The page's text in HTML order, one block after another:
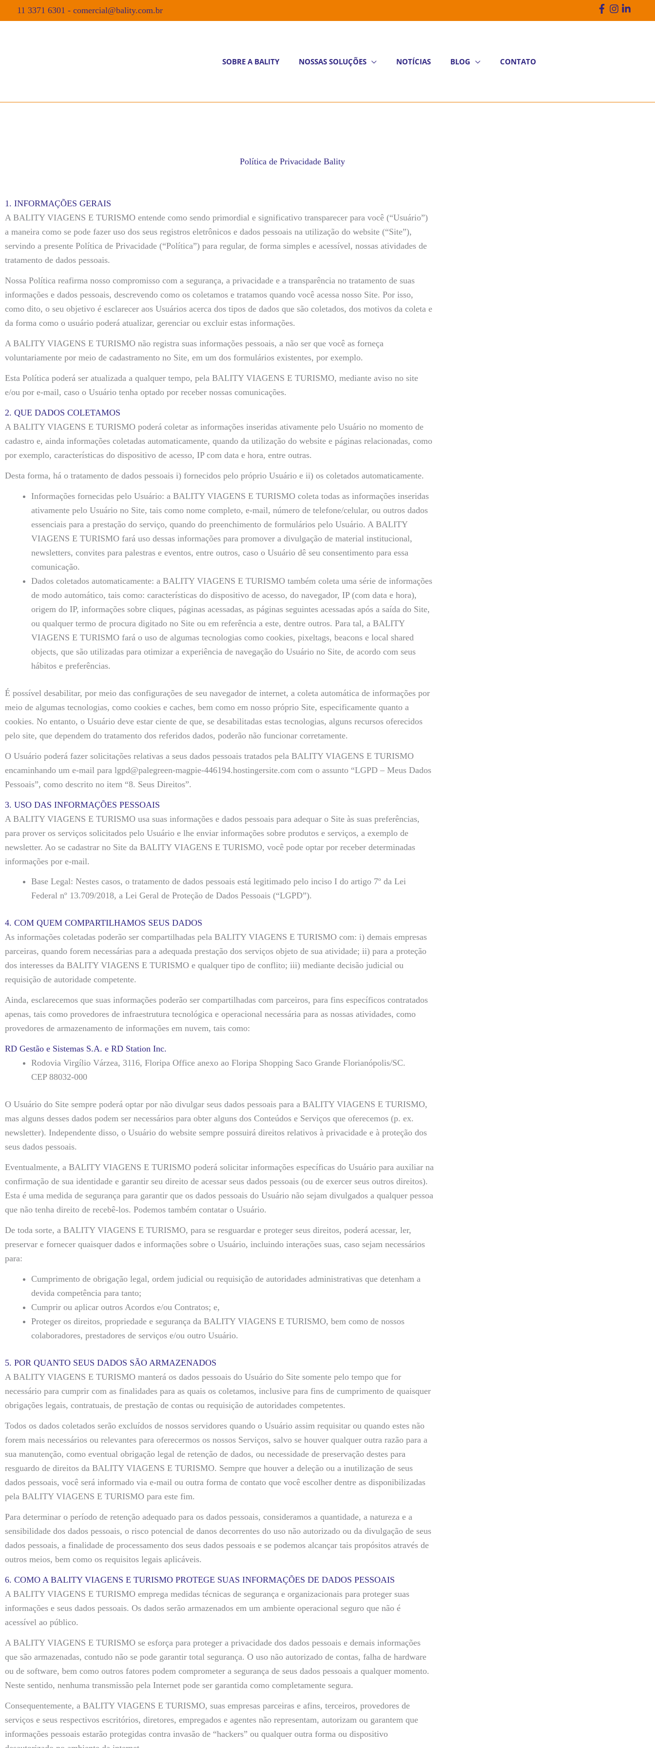
11 3371 6301 - comercial@bality.com.br
SOBRE A BALITY NOSSAS SOLUÇÕES NOTÍCIAS BLOG CONTATO
Política de Privacidade Bality
1. INFORMAÇÕES GERAIS
A BALITY VIAGENS E TURISMO entende como sendo primordial e significativo transparecer para você (“Usuário”)
a maneira como se pode fazer uso dos seus registros eletrônicos e dados pessoais na utilização do website (“Site”),
servindo a presente Política de Privacidade (“Política”) para regular, de forma simples e acessível, nossas atividades de
tratamento de dados pessoais.
Nossa Política reafirma nosso compromisso com a segurança, a privacidade e a transparência no tratamento de suas
informações e dados pessoais, descrevendo como os coletamos e tratamos quando você acessa nosso Site. Por isso,
como dito, o seu objetivo é esclarecer aos Usuários acerca dos tipos de dados que são coletados, dos motivos da coleta e
da forma como o usuário poderá atualizar, gerenciar ou excluir estas informações.
A BALITY VIAGENS E TURISMO não registra suas informações pessoais, a não ser que você as forneça
voluntariamente por meio de cadastramento no Site, em um dos formulários existentes, por exemplo.
Esta Política poderá ser atualizada a qualquer tempo, pela BALITY VIAGENS E TURISMO, mediante aviso no site
e/ou por e-mail, caso o Usuário tenha optado por receber nossas comunicações.
2. QUE DADOS COLETAMOS
A BALITY VIAGENS E TURISMO poderá coletar as informações inseridas ativamente pelo Usuário no momento de
cadastro e, ainda informações coletadas automaticamente, quando da utilização do website e páginas relacionadas, como
por exemplo, características do dispositivo de acesso, IP com data e hora, entre outras.
Desta forma, há o tratamento de dados pessoais i) fornecidos pelo próprio Usuário e ii) os coletados automaticamente.
Informações fornecidas pelo Usuário: a BALITY VIAGENS E TURISMO coleta todas as informações inseridas
ativamente pelo Usuário no Site, tais como nome completo, e-mail, número de telefone/celular, ou outros dados
essenciais para a prestação do serviço, quando do preenchimento de formulários pelo Usuário. A BALITY
VIAGENS E TURISMO fará uso dessas informações para promover a divulgação de material institucional,
newsletters, convites para palestras e eventos, entre outros, caso o Usuário dê seu consentimento para essa
comunicação.
Dados coletados automaticamente: a BALITY VIAGENS E TURISMO também coleta uma série de informações
de modo automático, tais como: características do dispositivo de acesso, do navegador, IP (com data e hora),
origem do IP, informações sobre cliques, páginas acessadas, as páginas seguintes acessadas após a saída do Site,
ou qualquer termo de procura digitado no Site ou em referência a este, dentre outros. Para tal, a BALITY
VIAGENS E TURISMO fará o uso de algumas tecnologias como cookies, pixeltags, beacons e local shared
objects, que são utilizadas para otimizar a experiência de navegação do Usuário no Site, de acordo com seus
hábitos e preferências.
É possível desabilitar, por meio das configurações de seu navegador de internet, a coleta automática de informações por
meio de algumas tecnologias, como cookies e caches, bem como em nosso próprio Site, especificamente quanto a
cookies. No entanto, o Usuário deve estar ciente de que, se desabilitadas estas tecnologias, alguns recursos oferecidos
pelo site, que dependem do tratamento dos referidos dados, poderão não funcionar corretamente.
O Usuário poderá fazer solicitações relativas a seus dados pessoais tratados pela BALITY VIAGENS E TURISMO
encaminhando um e-mail para lgpd@palegreen-magpie-446194.hostingersite.com com o assunto “LGPD – Meus Dados
Pessoais”, como descrito no item “8. Seus Direitos”.
3. USO DAS INFORMAÇÕES PESSOAIS
A BALITY VIAGENS E TURISMO usa suas informações e dados pessoais para adequar o Site às suas preferências,
para prover os serviços solicitados pelo Usuário e lhe enviar informações sobre produtos e serviços, a exemplo de
newsletter. Ao se cadastrar no Site da BALITY VIAGENS E TURISMO, você pode optar por receber determinadas
informações por e-mail.
Base Legal: Nestes casos, o tratamento de dados pessoais está legitimado pelo inciso I do artigo 7º da Lei
Federal nº 13.709/2018, a Lei Geral de Proteção de Dados Pessoais (“LGPD”).
4. COM QUEM COMPARTILHAMOS SEUS DADOS
As informações coletadas poderão ser compartilhadas pela BALITY VIAGENS E TURISMO com: i) demais empresas
parceiras, quando forem necessárias para a adequada prestação dos serviços objeto de sua atividade; ii) para a proteção
dos interesses da BALITY VIAGENS E TURISMO e qualquer tipo de conflito; iii) mediante decisão judicial ou
requisição de autoridade competente.
Ainda, esclarecemos que suas informações poderão ser compartilhadas com parceiros, para fins específicos contratados
apenas, tais como provedores de infraestrutura tecnológica e operacional necessária para as nossas atividades, como
provedores de armazenamento de informações em nuvem, tais como:
RD Gestão e Sistemas S.A. e RD Station Inc.
Rodovia Virgílio Várzea, 3116, Floripa Office anexo ao Floripa Shopping Saco Grande Florianópolis/SC.
CEP 88032-000
O Usuário do Site sempre poderá optar por não divulgar seus dados pessoais para a BALITY VIAGENS E TURISMO,
mas alguns desses dados podem ser necessários para obter alguns dos Conteúdos e Serviços que oferecemos (p. ex.
newsletter). Independente disso, o Usuário do website sempre possuirá direitos relativos à privacidade e à proteção dos
seus dados pessoais.
Eventualmente, a BALITY VIAGENS E TURISMO poderá solicitar informações específicas do Usuário para auxiliar na
confirmação de sua identidade e garantir seu direito de acessar seus dados pessoais (ou de exercer seus outros direitos).
Esta é uma medida de segurança para garantir que os dados pessoais do Usuário não sejam divulgados a qualquer pessoa
que não tenha direito de recebê-los. Podemos também contatar o Usuário.
De toda sorte, a BALITY VIAGENS E TURISMO, para se resguardar e proteger seus direitos, poderá acessar, ler,
preservar e fornecer quaisquer dados e informações sobre o Usuário, incluindo interações suas, caso sejam necessários
para:
Cumprimento de obrigação legal, ordem judicial ou requisição de autoridades administrativas que detenham a
devida competência para tanto;
Cumprir ou aplicar outros Acordos e/ou Contratos; e,
Proteger os direitos, propriedade e segurança da BALITY VIAGENS E TURISMO, bem como de nossos
colaboradores, prestadores de serviços e/ou outro Usuário.
5. POR QUANTO SEUS DADOS SÃO ARMAZENADOS
A BALITY VIAGENS E TURISMO manterá os dados pessoais do Usuário do Site somente pelo tempo que for
necessário para cumprir com as finalidades para as quais os coletamos, inclusive para fins de cumprimento de quaisquer
obrigações legais, contratuais, de prestação de contas ou requisição de autoridades competentes.
Todos os dados coletados serão excluídos de nossos servidores quando o Usuário assim requisitar ou quando estes não
forem mais necessários ou relevantes para oferecermos os nossos Serviços, salvo se houver qualquer outra razão para a
sua manutenção, como eventual obrigação legal de retenção de dados, ou necessidade de preservação destes para
resguardo de direitos da BALITY VIAGENS E TURISMO. Sempre que houver a deleção ou a inutilização de seus
dados pessoais, você será informado via e-mail ou outra forma de contato que você escolher dentre as disponibilizadas
pela BALITY VIAGENS E TURISMO para este fim.
Para determinar o período de retenção adequado para os dados pessoais, consideramos a quantidade, a natureza e a
sensibilidade dos dados pessoais, o risco potencial de danos decorrentes do uso não autorizado ou da divulgação de seus
dados pessoais, a finalidade de processamento dos seus dados pessoais e se podemos alcançar tais propósitos através de
outros meios, bem como os requisitos legais aplicáveis.
6. COMO A BALITY VIAGENS E TURISMO PROTEGE SUAS INFORMAÇÕES DE DADOS PESSOAIS
A BALITY VIAGENS E TURISMO emprega medidas técnicas de segurança e organizacionais para proteger suas
informações e seus dados pessoais. Os dados serão armazenados em um ambiente operacional seguro que não é
acessível ao público.
A BALITY VIAGENS E TURISMO se esforça para proteger a privacidade dos dados pessoais e demais informações
que são armazenadas, contudo não se pode garantir total segurança. O uso não autorizado de contas, falha de hardware
ou de software, bem como outros fatores podem comprometer a segurança de seus dados pessoais a qualquer momento.
Neste sentido, nenhuma transmissão pela Internet pode ser garantida como completamente segura.
Consequentemente, a BALITY VIAGENS E TURISMO, suas empresas parceiras e afins, terceiros, provedores de
serviços e seus respectivos escritórios, diretores, empregados e agentes não representam, autorizam ou garantem que
informações pessoais estarão protegidas contra invasão de “hackers” ou qualquer outra forma ou dispositivo